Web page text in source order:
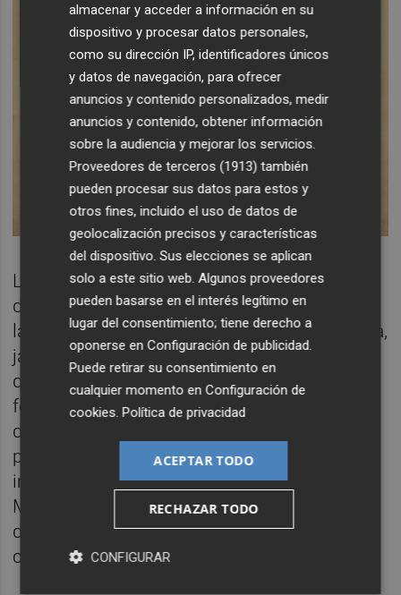
L’alcalde de Morella,Bernabé Sangüesa
destacat que “és el cartell que representarà
la festa més important i esperada de Morella,
ja que sols té lloc cada sis anys” i ha afegit
que “mostra alguns dels elements que en
formen part i es podran trobar pels carrers
del poble des del 17 fins al 27 d’agost”. El
primer edil ha explicat que “tindre ja la
imatge del 55 Sexenni és la prova que
Morella ja està immersa en els preparatius
de la festa amb tots els treballs que això
comporta durant tot l’any”.
almacenar y acceder a información en su
dispositivo y procesar datos personales,
como su dirección IP, identificadores únicos
y datos de navegación, para ofrecer
anuncios y contenido personalizados, medir
anuncios y contenido, obtener información
sobre la audiencia y mejorar los servicios.
Proveedores de terceros (1913) también
pueden procesar sus datos para estos y
otros fines, incluido el uso de datos de
geolocalización precisos y características
del dispositivo. Sus elecciones se aplican
solo a este sitio web. Algunos proveedores
pueden basarse en el interés legítimo en
lugar del consentimiento; tiene derecho a
oponerse enConfiguración de publicidad
Puede retirar su consentimiento en
cualquier momento enConfiguración de
cookies .Política de privacidad
ACEPTAR TODO
RECHAZAR TODO
CONFIGURAR